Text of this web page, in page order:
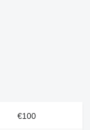
€100